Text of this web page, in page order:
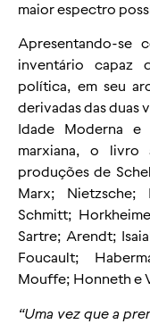
maior espectro
Apresentando-se
inventário capaz
política, em seu
derivadas das duas
Idade Moderna
marxiana, o livro
produções de
Marx;
Schmitt;
Sartre; Arendt;
Foucault;
Mouffe; Honneth e
“Uma vez que a